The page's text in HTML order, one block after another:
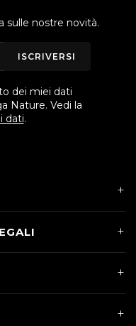
sulle nostre novità.
ISCRIVERSI
dei miei dati
Nature. Vedi la
dati.